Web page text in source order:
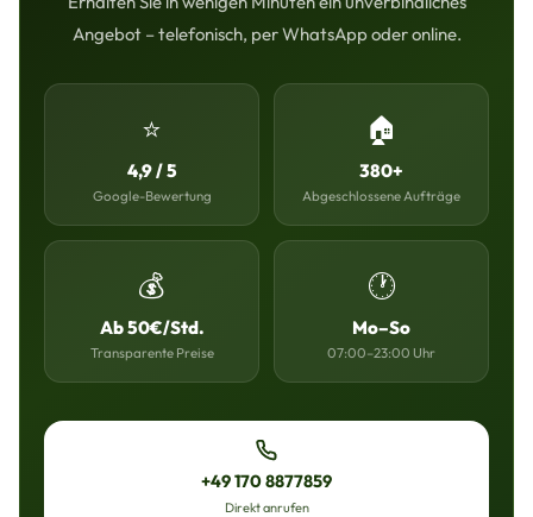
Angebot – telefonisch, per WhatsApp oder online.
⭐
4,9 / 5
Google-Bewertung
🏠
380+
Abgeschlossene Aufträge
💰
Ab 50€/Std.
Transparente Preise
🕐
Mo–So
07:00–23:00 Uhr
+49 170 8877859
Direkt anrufen